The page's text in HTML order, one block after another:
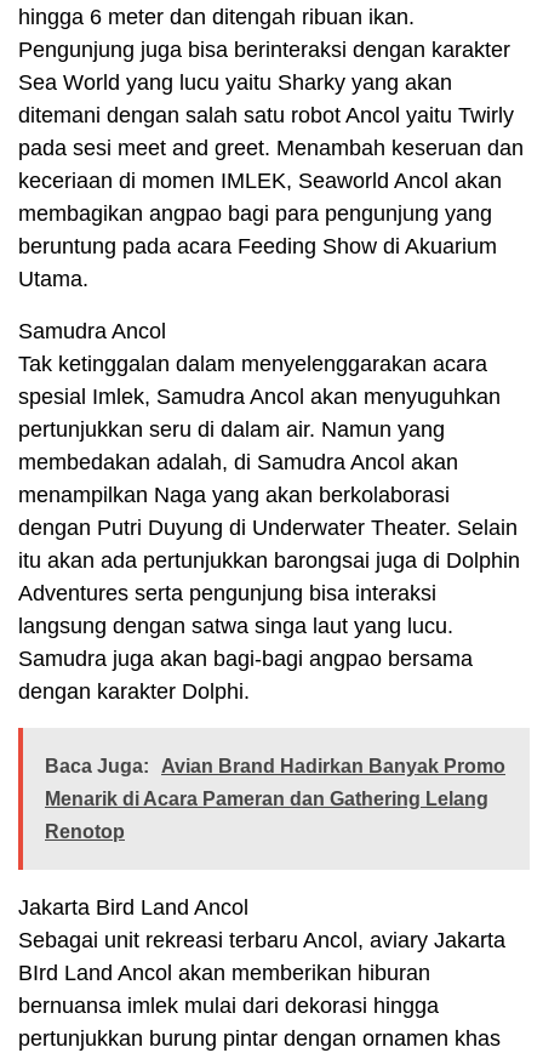
hingga 6 meter dan ditengah ribuan ikan.
Pengunjung juga bisa berinteraksi dengan karakter
Sea World yang lucu yaitu Sharky yang akan
ditemani dengan salah satu robot Ancol yaitu Twirly
pada sesi meet and greet. Menambah keseruan dan
keceriaan di momen IMLEK, Seaworld Ancol akan
membagikan angpao bagi para pengunjung yang
beruntung pada acara Feeding Show di Akuarium
Utama.
Samudra Ancol
Tak ketinggalan dalam menyelenggarakan acara
spesial Imlek, Samudra Ancol akan menyuguhkan
pertunjukkan seru di dalam air. Namun yang
membedakan adalah, di Samudra Ancol akan
menampilkan Naga yang akan berkolaborasi
dengan Putri Duyung di Underwater Theater. Selain
itu akan ada pertunjukkan barongsai juga di Dolphin
Adventures serta pengunjung bisa interaksi
langsung dengan satwa singa laut yang lucu.
Samudra juga akan bagi-bagi angpao bersama
dengan karakter Dolphi.
Baca Juga:
Avian Brand Hadirkan Banyak Promo
Menarik di Acara Pameran dan Gathering Lelang
Renotop
Jakarta Bird Land Ancol
Sebagai unit rekreasi terbaru Ancol, aviary Jakarta
BIrd Land Ancol akan memberikan hiburan
bernuansa imlek mulai dari dekorasi hingga
pertunjukkan burung pintar dengan ornamen khas